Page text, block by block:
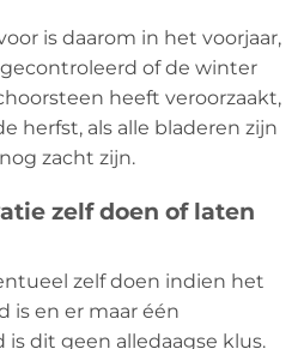
is daarom in het voorjaar,
of de winter
heeft veroorzaakt,
herfst, als alle bladeren zijn
zacht zijn.
zelf doen of laten
zelf doen indien het
is en er maar één
is dit geen alledaagse klus.